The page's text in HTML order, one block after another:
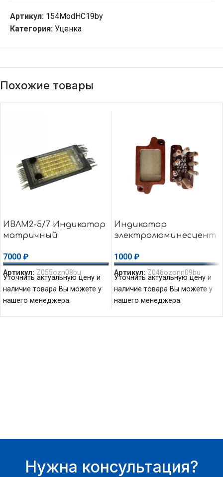
Артикул: 154ModHC19by
Категория: Уценка
Похожие товары
ИВЛМ2-5/7 Индикатор
матричный
люминесцентный
7000 ₽
Артикул: Z055ozn08bu
Уточнить актуальную цену и
наличие товара Вы можете у
нашего менеджера.
Индикатор
электролюминесцент
1000 ₽
Артикул: Z046ozonn09bu
Уточнить актуальную цену и
наличие товара Вы можете у
нашего менеджера.
Нужна консультация?